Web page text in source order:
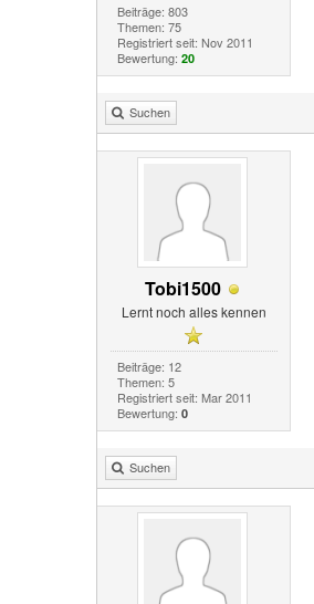
Beiträge: 803
Themen: 75
Registriert seit: Nov 2011
Bewertung: 20
Suchen
Tobi1500
Lernt noch alles kennen
Beiträge: 12
Themen: 5
Registriert seit: Mar 2011
Bewertung: 0
Suchen